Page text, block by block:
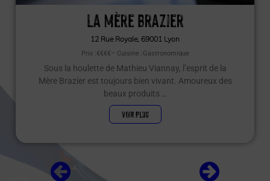
La Mère Brazier
12 Rue Royale, 69001 Lyon
Prix :€€€€– Cuisine :Gastronomique
Sous la houlette de Mathieu Viannay, l’esprit de la
Mère Brazier est toujours bien vivant. Amoureux des
beaux produits …
VOIR PLUS